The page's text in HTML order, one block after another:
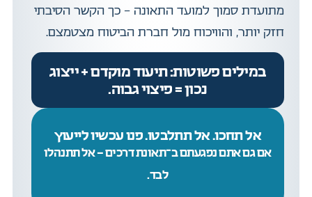
מתועדת סמוך למועד התאונה – כך הקשר הסיבתי
חזק יותר, והוויכוח מול חברת הביטוח מצטמצם.
במילים פשוטות: תיעוד מוקדם + ייצוג
נכון = פיצוי גבוה.
אל תחכו. אל תתלבטו. פנו עכשיו לייעוץ
אם גם אתם נפגעתם ב־תאונת דרכים - אל תתנהלו
לבד.